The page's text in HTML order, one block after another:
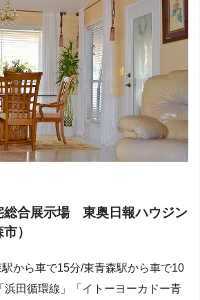
総合展示場 東奥日報ハウジン
）
から車で15分/東青森駅から車で10
浜田循環線」「イトーヨーカドー青